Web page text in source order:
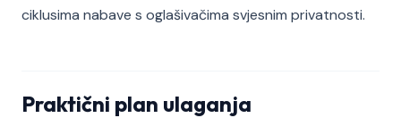
ciklusima nabave s oglašivačima svjesnim privatnosti.
Praktični plan ulaganja